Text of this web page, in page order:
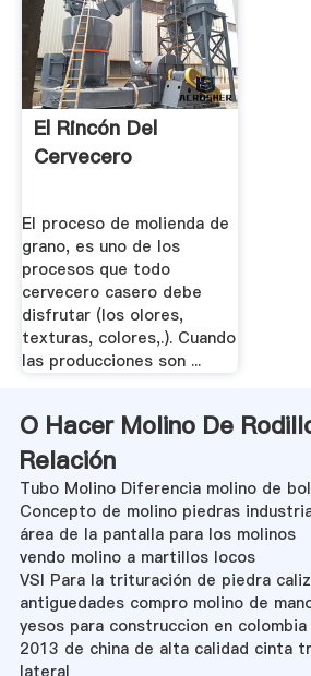
El Rincón Del
Cervecero
El proceso de molienda de
grano, es uno de los
procesos que todo
cervecero casero debe
disfrutar (los olores,
texturas, colores,.). Cuando
las producciones son ...
O Hacer Molino De
Relación
Tubo Molino Diferencia molino de
Concepto de molino piedras
área de la pantalla para los molinos
vendo molino a martillos locos
VSI Para la trituración de piedra
antiguedades compro molino de
yesos para construccion en colombia
2013 de china de alta calidad cinta
lateral